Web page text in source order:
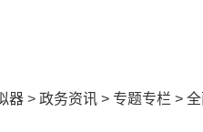
器 > 政务资讯 > 专题专栏 >